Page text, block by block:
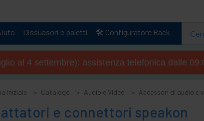
Dissuasori e paletti 🛠️ Configuratore Rack
al 4 settembre): assistenza telefonica dalle
iniziale Catalogo Audio e Video Accessori di audio e
e connettori speakon